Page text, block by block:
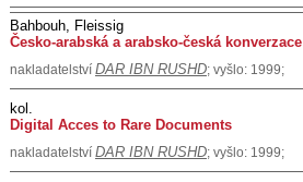
Bahbouh, Fleissig
Česko-arabská a arabsko-česká konverzace
nakladatelství DAR IBN RUSHD; vyšlo: 1999;
kol.
Digital Acces to Rare Documents
nakladatelství DAR IBN RUSHD; vyšlo: 1999;